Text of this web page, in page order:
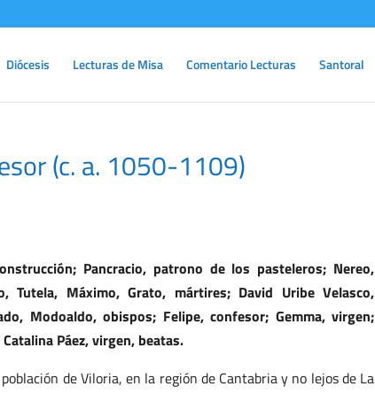
Diócesis Lecturas de Misa Comentario Lecturas Santoral
(c. a. 1050-1109)
Pancracio, patrono de los pasteleros; Nereo,
Tutela, Máximo, Grato, mártires; David Uribe Velasco,
Modoaldo, obispos; Felipe, confesor; Gemma, virgen;
Páez, virgen, beatas.
de Viloria, en la región de Cantabria y no lejos de La